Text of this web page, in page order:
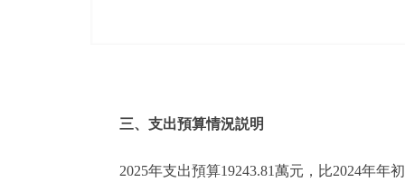
三、支出預算情況説明
2025年支出預算19243.81萬元，比2024年年初